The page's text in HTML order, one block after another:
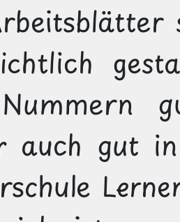
auch gut